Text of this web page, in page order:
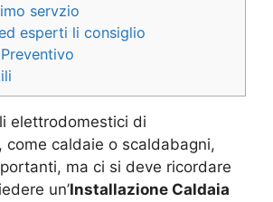
servzio
esperti li consiglio
elettrodomestici di
come caldaie o scaldabagni,
ma ci si deve ricordare
un’Installazione Caldaia